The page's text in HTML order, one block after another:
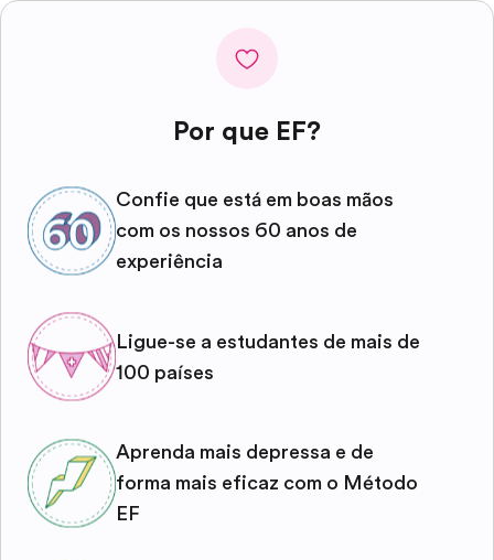
Por que EF?
Confie que está em boas mãos
com os nossos 60 anos de
experiência
Ligue-se a estudantes de mais de
100 países
Aprenda mais depressa e de
forma mais eficaz com o Método
EF